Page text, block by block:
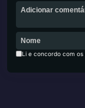
Li e concordo com